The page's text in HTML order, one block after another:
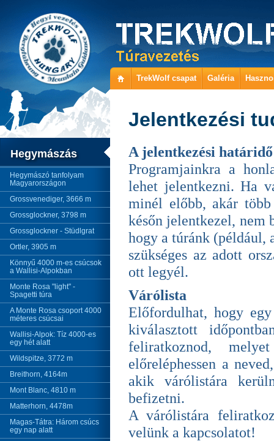
TrekWolf csapat Galéria
Hegymászás
Hegymászó tanfolyam
Magyarországon
Grossvenediger, 3666 m
Grossglockner, 3798 m
Grossglockner - Stüdlgrat
Ortler, 3905 m
Könnyű 4000 m-es csúcsok
a Wallisi-Alpokban
Monte Rosa "light" -
Spagetti túra
A Monte Rosa csoport 4000
méteres csúcsai
Wallisi-Alpok: Tíz 4000-es
egy hét alatt
Wildspitze, 3772 m
Breithorn, 4164m
Mont Blanc, 4810 m
Matterhorn, 4478m
Magas-Tátra: Három csúcs
egy nap alatt
Jelentkezési
A jelentkezési határidő
Programjainkra a
lehet jelentkezni. Ha
minél előbb, akár
későn jelentkezel, nem
hogy a túránk (például,
szükséges az adott
ott legyél.
Várólista
Előfordulhat, hogy
kiválasztott
feliratkoznod,
előreléphessen a
akik várólistára
befizetni.
A várólistára
velünk a kapcsolatot!